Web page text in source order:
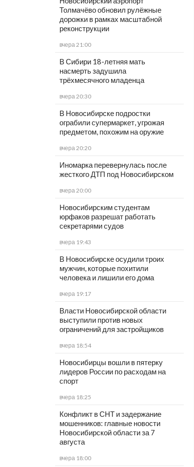
Толмачёво обновил рулёжные
дорожки в рамках масштабной
реконструкции
вчера 21:00
В Сибири 18-летняя мать
насмерть задушила
трёхмесячного младенца
вчера 20:30
В Новосибирске подростки
ограбили супермаркет, угрожая
предметом, похожим на оружие
вчера 20:20
Иномарка перевернулась после
жесткого ДТП под Новосибирском
вчера 20:00
Новосибирским студентам
юрфаков разрешат работать
секретарями судов
вчера 19:43
В Новосибирске осудили троих
мужчин, которые похитили
человека и лишили его дома
вчера 19:17
Власти Новосибирской области
выступили против новых
ограничений для застройщиков
вчера 18:54
Новосибирцы вошли в пятерку
лидеров России по расходам на
спорт
вчера 18:25
Конфликт в СНТ и задержание
мошенников: главные новости
Новосибирской области за 7
августа
вчера 18:00